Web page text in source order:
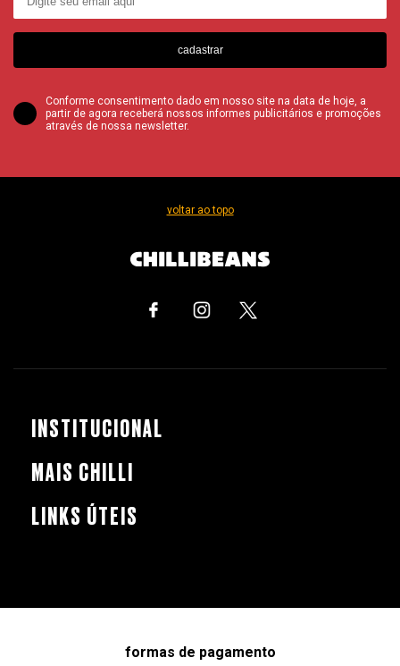
cadastrar
Conforme consentimento dado em nosso site na data de hoje, a
partir de agora receberá nossos informes publicitários e promoções
através de nossa newsletter.
voltar ao topo
INSTITUCIONAL
MAIS CHILLI
LINKS ÚTEIS
formas de pagamento